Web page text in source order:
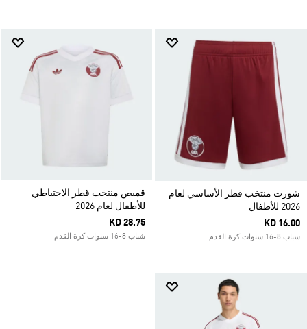
شورت منتخب قطر الأساسي لعام
2026 للأطفال
KD 16.00
شباب 8-16 سنوات كرة القدم
قميص منتخب قطر الاحتياطي
للأطفال لعام 2026
KD 28.75
شباب 8-16 سنوات كرة القدم